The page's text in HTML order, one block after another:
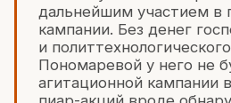
дальнейшим участием в
кампании. Без денег
и
Пономаревой у него не
агитационной кампании